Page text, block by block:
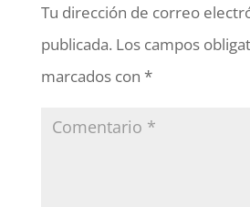
Tu dirección de correo
publicada. Los campos
marcados con *